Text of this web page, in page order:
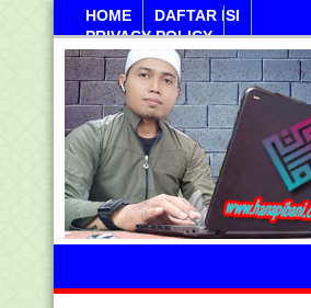
HOME
DAFTAR ISI
PRIVACY POLICY
Kamis,